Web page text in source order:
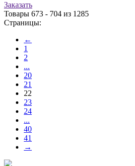
Заказать
Товары 673 - 704 из 1285
Страницы:
←
1
2
...
20
21
22
23
24
...
40
41
→